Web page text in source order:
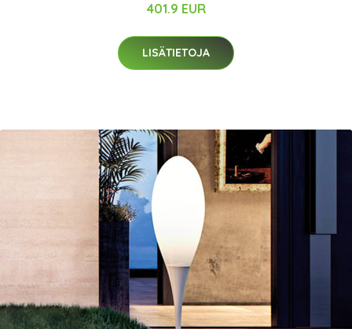
401.9 EUR
LISÄTIETOJA